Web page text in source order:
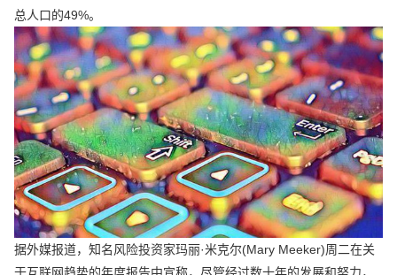
总人口的49%。
据外媒报道，知名风险投资家玛丽·米克尔(Mary Meeker)周二在关